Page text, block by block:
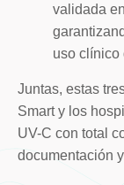
validada
uso clínico
Juntas, estas
Smart y los
UV-C con total
documentación